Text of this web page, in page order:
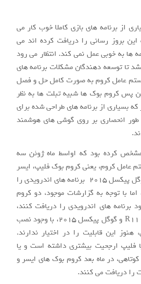
از برنامه های بازی کاملا خوب کار می
این بروز رسانی را دریافت کرده اند می
ها به خوبی عمل نمی کند. انتظار می رود
تا توسعه دهندگان مشکلات برنامه های
عامل کروم به صورت کامل حل و فصل
پس کروم بوک ها شبیه تبلت ها به نظر
بسیاری از برنامه های طراحی شده برای
طور انحصاری بر روی گوشی های هوشمند
کرده بود که اواسط ماه ژوئن سه
عامل کروم، یعنی کروم بوک فلیپ، ایسر
کروم بوک R11 و گوگل پیکسل ۲۰۱۵ برنامه های اندرویدی را
با توجه به گزارشات موجود، دو کروم
برنامه های اندرویدی را دریافت کنند،
یعنی ایسر کروم بوک R11 و گوگل پیکسل ۲۰۱۵، با وجود نصب
هنوز این قابلیت را در اختیار ندارند.
ارجحیت بیشتری داشته است و یا
کوتاهی، در ماه بعد کروم بوک های ایسر و
را دریافت می کنند.